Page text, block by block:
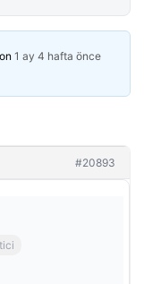
1 ay 4 hafta önce
#20893